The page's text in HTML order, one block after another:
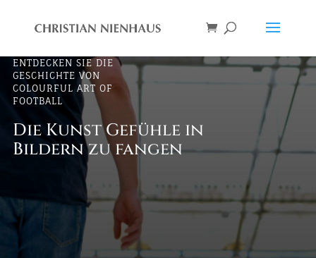
ENTDECKEN SIE DIE
GESCHICHTE VON
COLOURFUL ART OF
FOOTBALL
Die Kunst Gefühle in
Bildern zu fangen